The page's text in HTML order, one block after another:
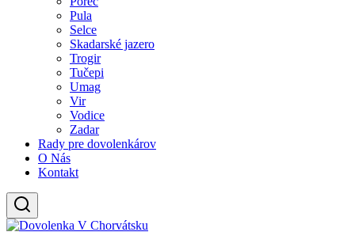
Pula
Selce
Skadarské jazero
Trogir
Tučepi
Umag
Vir
Vodice
Zadar
Rady pre dovolenkárov
O Nás
Kontakt